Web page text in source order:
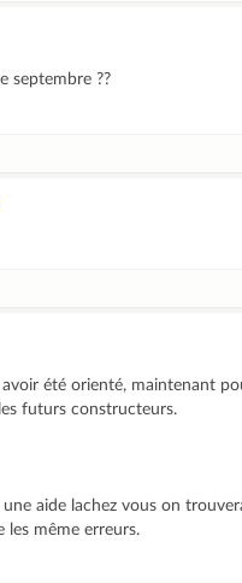
septembre ??
été orienté, maintenant
futurs constructeurs.
aide lachez vous on
les même erreurs.